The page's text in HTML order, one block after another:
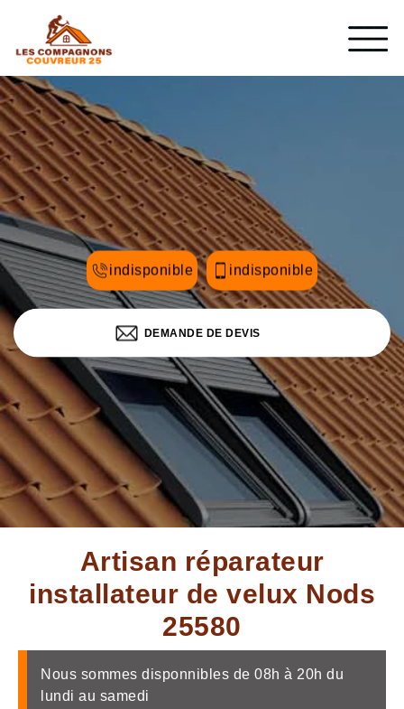
indisponible indisponible
DEMANDE DE DEVIS
Artisan réparateur
installateur de velux Nods
25580
Nous sommes disponnibles de 08h à 20h du
lundi au samedi